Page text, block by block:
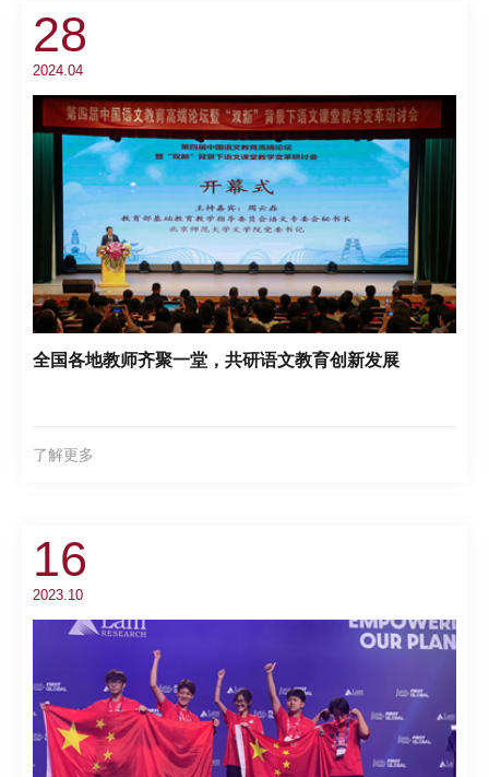
28
2024.04
全国各地教师齐聚一堂，共研语文教育创新发展
了解更多
16
2023.10